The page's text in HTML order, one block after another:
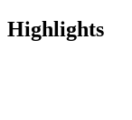
Highlights